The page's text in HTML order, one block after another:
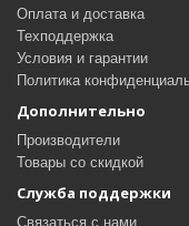
Оплата и доставка
Техподдержка
Условия и гарантии
Политика
Дополнительно
Производители
Товары со скидкой
Служба поддержки
Связаться с нами